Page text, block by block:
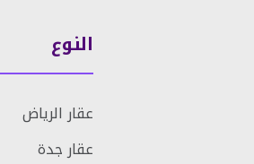
النوع
عقار الرياض
عقار جدة